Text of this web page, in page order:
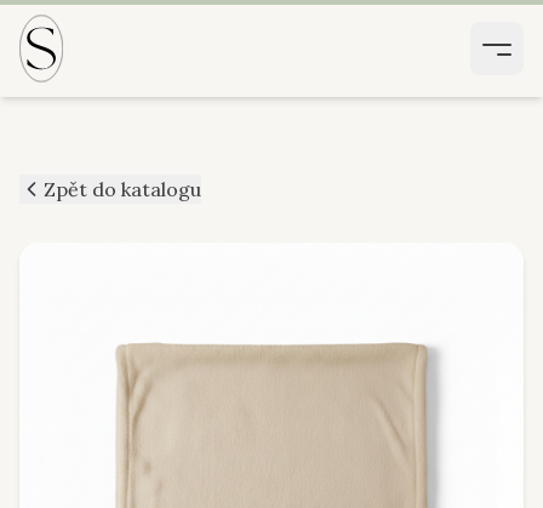
Zpět do katalogu